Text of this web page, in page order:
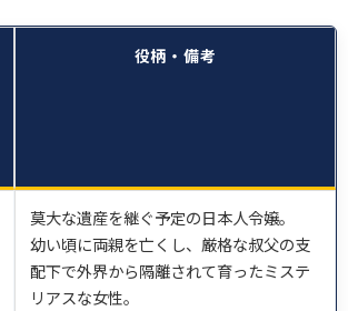
役柄・備考
莫大な遺産を継ぐ予定の日本人令嬢。
幼い頃に両親を亡くし、厳格な叔父の支
配下で外界から隔離されて育ったミステ
リアスな女性。